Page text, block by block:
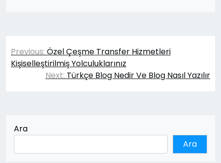
Yazı
gezinmesi
Previous: Özel Çeşme Transfer Hizmetleri
Kişiselleştirilmiş Yolculuklarınız
Next: Türkçe Blog Nedir Ve Blog Nasıl Yazılır
Ara
Ara